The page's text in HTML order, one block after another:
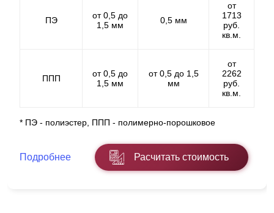
Оно напрямую влияет на функционал забора, как
помощью нахлеста можно
отрегулировать
просматриваемость
ПЭ
от 0,5 до
1,5 мм
0,5 мм
от
1713
руб.
кв.м.
ППП
от 0,5 до
1,5 мм
от 0,5 до 1,5
мм
от
2262
руб.
кв.м.
* ПЭ - полиэстер, ППП - полимерно-порошковое
Подробнее Расчитать стоимость